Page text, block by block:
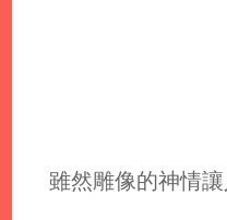
雖然雕像的神情